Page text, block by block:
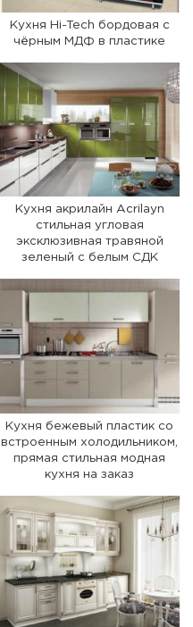
Кухня Hi-Tech бордовая с
чёрным МДФ в пластике
Кухня акрилайн Acrilayn
стильная угловая
эксклюзивная травяной
зеленый с белым СДК
Кухня бежевый пластик со
встроенным холодильником,
прямая стильная модная
кухня на заказ